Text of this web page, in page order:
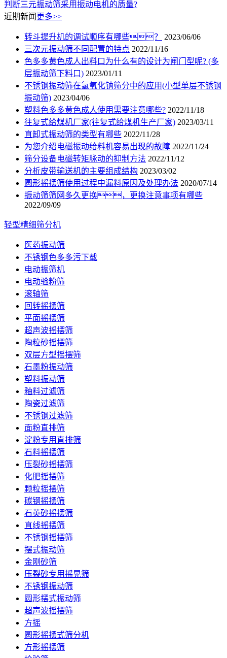
判断三元振动筛采用振动电机的质量?
近期新闻 更多>>
转斗提升机的调试顺序有哪些？
2023/06/06
三次元振动筛不同配置的特点 2022/11/16
色多多黄色成人出料口为什么有的设计为闸门型呢? (多
层振动筛下料口) 2023/01/11
不锈钢振动筛在氢氧化钠筛分中的应用(小型单层不锈钢
振动筛) 2023/04/06
塑料色多多黄色成人使用需要注意哪些? 2022/11/18
往复式给煤机厂家(往复式给煤机生产厂家) 2023/03/11
直卸式振动筛的类型有哪些 2022/11/28
为您介绍电磁振动给料机容易出现的故障 2022/11/24
筛分设备电磁转矩脉动的抑制方法 2022/11/12
分析皮带输送机的主要组成结构 2023/03/02
圆形摇摆筛使用过程中漏料原因及处理办法 2020/07/14
振动筛筛网多久更换，更换注意事项有哪些
2022/09/09
轻型精细筛分机
医药振动筛
不锈钢色多多污下载
电动振筛机
电动验粉筛
滚轴筛
回转摇摆筛
平面摇摆筛
超声波摇摆筛
陶粒砂摇摆筛
双层方型摇摆筛
石墨粉振动筛
塑料振动筛
釉料过滤筛
陶瓷过滤筛
不锈钢过滤筛
面粉直排筛
淀粉专用直排筛
石料摇摆筛
压裂砂摇摆筛
化肥摇摆筛
颗粒摇摆筛
碳钢摇摆筛
石英砂摇摆筛
直线摇摆筛
不锈钢摇摆筛
摆式振动筛
金刚砂筛
压裂砂专用摇晃筛
不锈钢振动筛
圆形摆式振动筛
超声波摇摆筛
方摇
圆形摇摆式筛分机
方形摇摆筛